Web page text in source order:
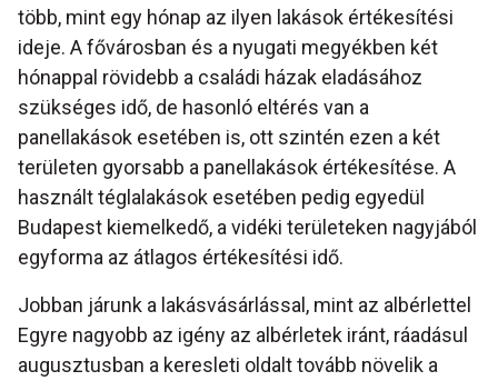
több, mint egy hónap az ilyen lakások értékesítési
ideje. A fővárosban és a nyugati megyékben két
hónappal rövidebb a családi házak eladásához
szükséges idő, de hasonló eltérés van a
panellakások esetében is, ott szintén ezen a két
területen gyorsabb a panellakások értékesítése. A
használt téglalakások esetében pedig egyedül
Budapest kiemelkedő, a vidéki területeken nagyjából
egyforma az átlagos értékesítési idő.
Jobban járunk a lakásvásárlással, mint az albérlettel
Egyre nagyobb az igény az albérletek iránt, ráadásul
augusztusban a keresleti oldalt tovább növelik a